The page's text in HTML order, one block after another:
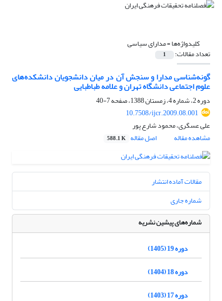
کلیدواژه‌ها =مدارای سیاسی
تعداد مقالات: 1
گونه‌شناسی مدارا و سنجش آن در میان دانشجویان دانشکده‌های
علوم اجتماعی دانشگاه تهران و علامه طباطبایی
دوره 2، شماره 4، زمستان 1388، صفحه
7-40
10.7508/ijcr.2009.08.001
علی عسگری، محمود شارع پور
مشاهده مقاله
اصل مقاله 588.1 K
مقالات آماده انتشار
شماره جاری
شماره‌های پیشین نشریه
دوره 19 (1405)
دوره 18 (1404)
دوره 17 (1403)